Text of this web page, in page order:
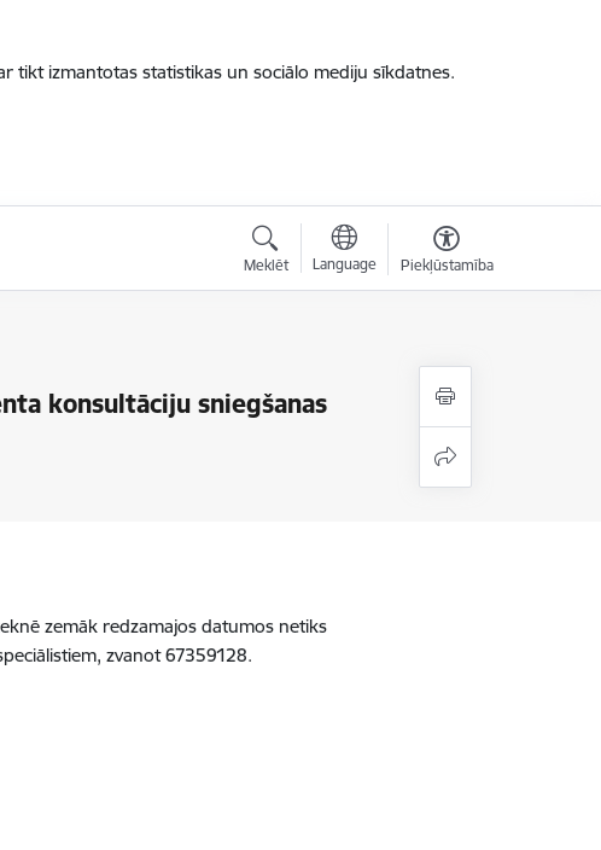
tikt izmantotas statistikas un sociālo mediju sīkdatnes.
Meklēt Language Piekļūstamība
konsultāciju sniegšanas
zemāk redzamajos datumos netiks
zvanot 67359128.